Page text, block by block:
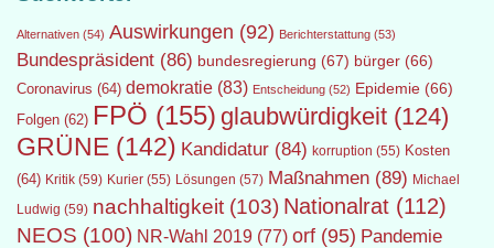
Alternativen (54) Auswirkungen (92) Berichterstattung (53)
Bundespräsident (86) bundesregierung (67) bürger (66)
Coronavirus (64) demokratie (83) Entscheidung (52) Epidemie (66)
Folgen (62) FPÖ (155) glaubwürdigkeit (124)
GRÜNE (142) Kandidatur (84) korruption (55) Kosten
(64) Kritik (59) Kurier (55) Lösungen (57) Maßnahmen (89) Michael
Ludwig (59) nachhaltigkeit (103) Nationalrat (112)
NEOS (100) NR-Wahl 2019 (77) orf (95) Pandemie